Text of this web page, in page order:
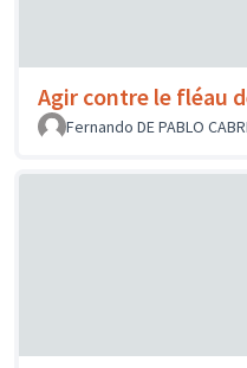
Agir contre le fléau
Fernando DE PABLO